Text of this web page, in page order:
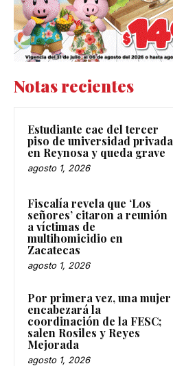
Notas recientes
Estudiante cae del tercer
piso de universidad privada
en Reynosa y queda grave
agosto 1, 2026
Fiscalía revela que ‘Los
señores’ citaron a reunión
a víctimas de
multihomicidio en
Zacatecas
agosto 1, 2026
Por primera vez, una mujer
encabezará la
coordinación de la FESC;
salen Rosiles y Reyes
Mejorada
agosto 1, 2026